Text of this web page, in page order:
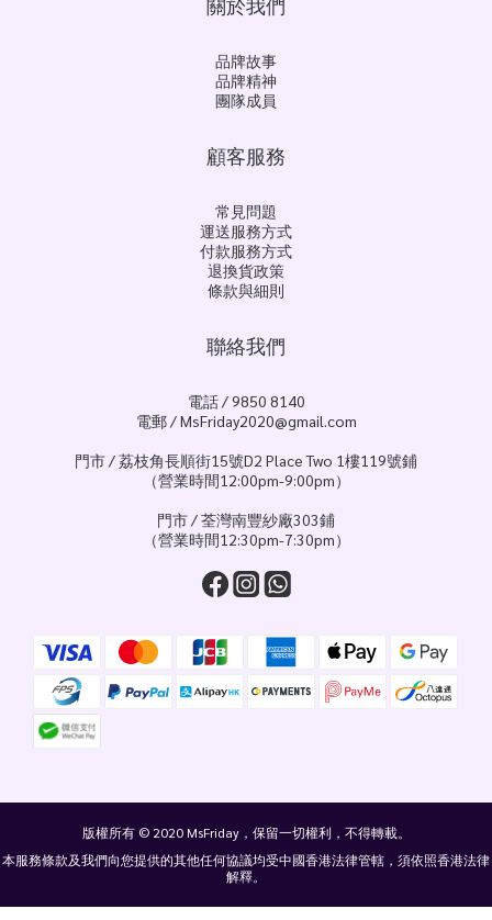
品牌故事
品牌精神
團隊成員
顧客服務
常見問題
運送服務方式
付款服務方式
退換貨政策
條款與細則
聯絡我們
電話 / 9850 8140
電郵 / MsFriday2020@gmail.com
門市 / 荔枝角長順街15號D2 Place Two 1樓119號鋪
（營業時間12:00pm-9:00pm）
門市 / 荃灣南豐紗廠303鋪
（營業時間12:30pm-7:30pm）
版權所有 © 2020 MsFriday，保留一切權利，不得轉載。
本服務條款及我們向您提供的其他任何協議均受中國香港法律管轄，須依照香港法律
解釋。